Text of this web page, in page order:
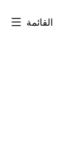
القائمة